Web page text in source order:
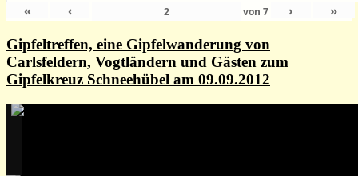
« ‹ von7 › »
Gipfeltreffen, eine Gipfelwanderung von
Carlsfeldern, Vogtländern und Gästen zum
Gipfelkreuz Schneehübel am 09.09.2012